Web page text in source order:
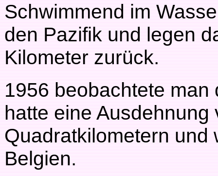
Schwimmend im
den Pazifik und legen
Kilometer zurück.
1956 beobachtete
hatte eine Ausdehnung
Quadratkilometern und
Belgien.